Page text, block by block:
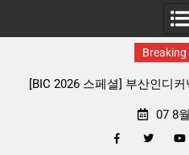
판타지 케이팝 애니메이션 ‘
07 8